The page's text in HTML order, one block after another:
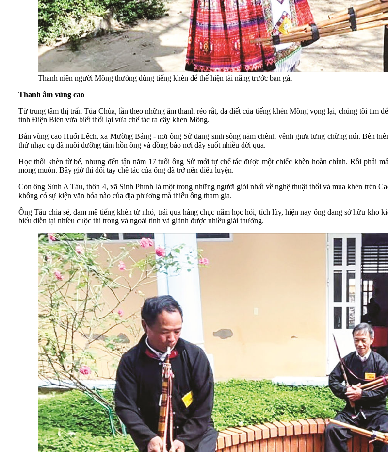
Thanh niên người Mông thường dùng tiếng khèn để thể hiện tài năng trước bạn gái
Thanh âm vùng cao
Từ trung tâm thị trấn Tủa Chùa, lần theo những âm thanh réo rắt, da diết của tiếng khèn Mông vọng lại, chúng tôi tìm
tỉnh Điện Biên vừa biết thổi lại vừa chế tác ra cây khèn Mông.
Bản vùng cao Huổi Lếch, xã Mường Báng - nơi ông Sử đang sinh sống nằm chênh vênh giữa lưng chừng núi. Bên
thứ nhạc cụ đã nuôi dưỡng tâm hồn ông và đồng bào nơi đây suốt nhiều đời qua.
Học thổi khèn từ bé, nhưng đến tận năm 17 tuổi ông Sử mới tự chế tác được một chiếc khèn hoàn chỉnh. Rồi phải
mong muốn. Bây giờ thì đôi tay chế tác của ông đã trở nên điêu luyện.
Còn ông Sình A Tâu, thôn 4, xã Sính Phình là một trong những người giỏi nhất về nghệ thuật thổi và múa khèn trên
không có sự kiện văn hóa nào của địa phương mà thiếu ông tham gia.
Ông Tâu chia sẻ, đam mê tiếng khèn từ nhỏ, trải qua hàng chục năm học hỏi, tích lũy, hiện nay ông đang sở hữu kho
biểu diễn tại nhiều cuộc thi trong và ngoài tỉnh và giành được nhiều giải thưởng.